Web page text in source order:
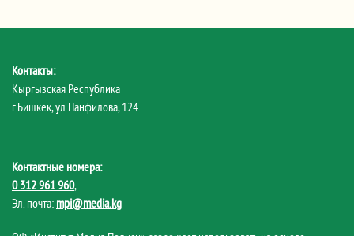
Контакты:
Кыргызская Республика
г.Бишкек, ул.Панфилова, 124
Контактные номера:
0 312 961 960,
Эл. почта: mpi@media.kg